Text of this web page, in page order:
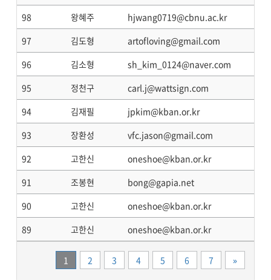
98
왕혜주 hjwang0719@cbnu.ac.kr
97
김도형 artofloving@gmail.com
96
김소형 sh_kim_0124@naver.com
95
정천구 carl.j@wattsign.com
94
김재필 jpkim@kban.or.kr
93
장환성 vfc.jason@gmail.com
92
고한신 oneshoe@kban.or.kr
91
조봉현 bong@gapia.net
90
고한신 oneshoe@kban.or.kr
89
고한신 oneshoe@kban.or.kr
1 2 3 4 5 6 7 »끝